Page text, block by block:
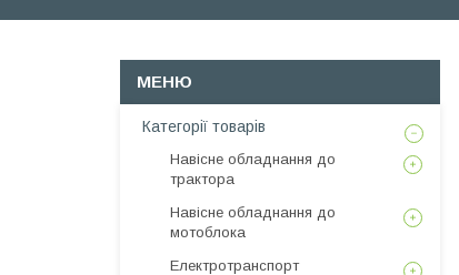
Категорії товарів
Навісне обладнання до
трактора
Навісне обладнання до
мотоблока
Електротранспорт